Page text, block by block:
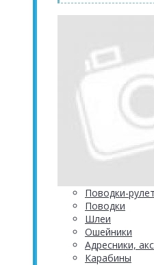
Поводки-
Поводки
Шлеи
Ошейники
Адресники,
Карабины